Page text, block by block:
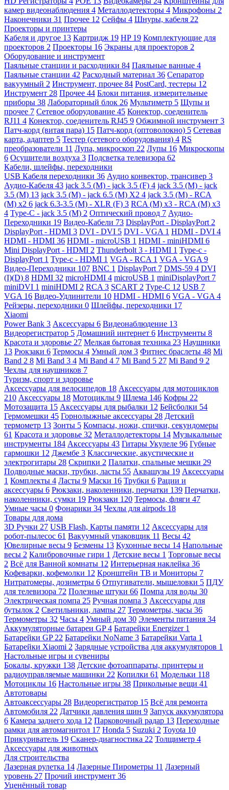
камер видеонаблюдения 4 Металлодетекторы 4 Микрофоны 2
Наконечники 31 Прочее 12 Сейфы 4 Шнуры, кабеля 22
Проекторы и принтеры
Кабеля и другое 13 Картридж 19 HP 19 Комплектующие для
проекторов 2 Проекторы 16 Экраны для проекторов 2
Оборудование и инструмент
Паяльные станции и расходники 84 Паяльные ванные 4
Паяльные станции 42 Расходный материал 36 Сепаратор
вакуумный 2 Инструмент, прочее 84 PostCard, тестеры 12
Инструмент 28 Прочее 44 Блоки питания, измерительные
приборы 38 Лабораторный блок 26 Мультиметр 5 Щупы и
прочее 7 Сетевое оборудование 45 Конектор, соеденитель
RJ11 4 Конектор, соеденитель RJ45 9 Обжимной инструмент 3
Патч-корд (витая пара) 15 Патч-корд (оптоволокно) 5 Сетевая
карта, адаптер 5 Тестер (сетевого оборудования) 4 RS
преобразователи 11 Лупа, микроскоп 22 Лупы 16 Микроскопы
6 Осушители воздуха 3 Подсветка телевизора 62
Кабели, шлейфы, переходники
USB Кабеля переходники 36 Аудио конвектор, трансивер 3
Аудио-Кабеля 43 jack 3.5 (M) - jack 3.5 (F) 4 jack 3.5 (M) - jack
3.5 (M) 13 jack 3.5 (M) - jack 6.5 (M) X2 4 jack 3.5 (M) - RCA
(M) x2 6 jack 6.3-3.5 (M) - XLR (F) 3 RCA (M) x3 - RCA (M) x3
4 Type-C - jack 3.5 (M) 2 Оптический провод 7 Аудио-
Переходники 19 Видео-Кабели 73 DisplayPort - DisplayPort 2
DisplayPort - HDMI 3 DVI - DVI 5 DVI - VGA 1 HDMI - DVI 4
HDMI - HDMI 36 HDMI - microUSB 1 HDMI - miniHDMI 6
Mini DisplayPort - HDMI 2 Thunderbolt 3 - HDMI 1 Type-c -
DisplayPort 1 Type-c - HDMI 1 VGA - RCA 1 VGA - VGA 9
Видео-Переходники 107 BNC 1 DisplayPort 7 DMS-59 4 DVI
(I)(D) 8 HDMI 32 microHDMI 4 microUSB 1 miniDisplayPort 7
miniDVI 1 miniHDMI 2 RCA 3 SCART 2 Type-C 12 USB 7
VGA 16 Видео-Удлинители 10 HDMI - HDMI 6 VGA - VGA 4
Рейзеры, переходники 0 Шлейфы, переходники 17
Xiaomi
Power Bank 3 Аксессуары 6 Видеонаблюдение 13
Видеорегистратор 5 Домашний интернет 6 Инструменты 8
Красота и здоровье 27 Мелкая бытовая техника 23 Наушники
13 Рюкзаки 6 Термосы 4 Умный дом 3 Фитнес браслеты 48 Mi
Band 2 8 Mi Band 3 4 Mi Band 4 7 Mi Band 5 27 Mi Band 9 2
Чехлы для наушников 7
Туризм, спорт и здоровье
Аксессуары для велосипедов 18 Аксессуары для мотоциклов
210 Аксессуары 18 Мотоциклы 9 Шлема 146 Кофры 22
Мотозащита 15 Аксессуары для рыбалки 12 Бейсболки 54
Гермомешки 45 Горнолыжные аксессуары 28 Детский
термометр 13 Зонты 5 Компасы, ножи, спички, секундомеры
61 Красота и здоровье 32 Металлодетекторы 14 Музыкальные
инструменты 184 Аксессуары 43 Гитары Укулеле 96 Губные
гармошки 12 Джембе 3 Классические, акустические и
электрогитары 28 Скрипки 2 Палатки, спальные мешки 29
Подводные маски, трубки, ласты 55 Аквашузы 19 Аксессуары
1 Комплекты 4 Ласты 9 Маски 16 Трубки 6 Рации и
аксессуары 6 Рюкзаки, наколенники, перчатки 139 Перчатки,
наколенники, сумки 19 Рюкзаки 120 Термосы, фляги 47
Умные часы 0 Фонарики 34 Чехлы для airpods 18
Товары для дома
3D Ручки 27 USB Flash, Карты памяти 12 Аксессуары для
робот-пылесос 61 Вакуумный упаковщик 11 Весы 42
Ювелирные весы 9 Безмены 13 Кухонные весы 14 Напольные
весы 2 Калибровочные гири 1 Детские весы 1 Торговые весы
2 Всё для Ванной комнаты 12 Интерьерная наклейка 36
Кофеварки, кофемолки 12 Кронштейн ТВ и Мониторы 7
Нитратомеры, дозиметры 6 Отпугиватели, мышеловки 5 ПДУ
для телевизора 72 Полезные штуки 66 Помпа для воды 30
Электрическая помпа 25 Ручная помпа 3 Аксессуары для
бутылок 2 Светильники, лампы 27 Термометры, часы 36
Термометры 32 Часы 4 Умный дом 30 Элементы питания 34
Аккумуляторные батареи GP4 Батарейки Energizer 1
Батарейки GP 22 Батарейки NoName 3 Батарейки Varta 1
Батарейки Xiaomi 2 Зарядные устройства для аккумуляторов 1
Настольные игры и сувениры
Бокалы, кружки 138 Детские фотоаппараты, принтеры и
радиоуправляемые машинки 22 Копилки 61 Модельки 118
Мотоциклы 16 Настольные игры 38 Прикольные вещи 41
Автотовары
Автоаксессуары 28 Видеорегистратор 15 Всё для ремонта
Автомобиля 22 Датчики давления шин 9 Запуск аккумулятора
6 Камера заднего хода 12 Парковочный радар 13 Переходные
рамки для автомагнитол 17 Honda 5 Suzuki 2 Toyota 10
Прикуриватель 19 Сканер-диагностика 22 Толщиметр 4
Аксессуары для животных
Для строительства
Лазерная рулетка 14 Лазерные Пирометры 11 Лазерный
уровень 27 Прочий инструмент 36
Уценённый товар